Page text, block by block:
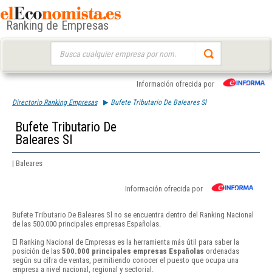
Ranking de Empresas
Información ofrecida por
Directorio Ranking Empresas Bufete Tributario De Baleares Sl
Bufete Tributario De
Baleares Sl
| Baleares
Información ofrecida por
Bufete Tributario De Baleares Sl no se encuentra dentro del Ranking Nacional
de las 500.000 principales empresas Españolas.
El Ranking Nacional de Empresas es la herramienta más útil para saber la
posición de las 500.000 principales empresas Españolas ordenadas
según su cifra de ventas, permitiendo conocer el puesto que ocupa una
empresa a nivel nacional, regional y sectorial.